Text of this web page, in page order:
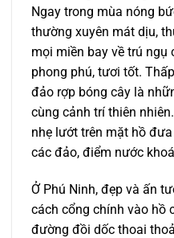
Ngay trong mùa nóng
thường xuyên mát dịu,
mọi miền bay về trú
phong phú, tươi tốt.
đảo rợp bóng cây là
cùng cảnh trí thiên
nhẹ lướt trên mặt hồ
các đảo, điểm nước
Ở Phú Ninh, đẹp và ấn
cách cổng chính vào hồ
đường đồi dốc thoai